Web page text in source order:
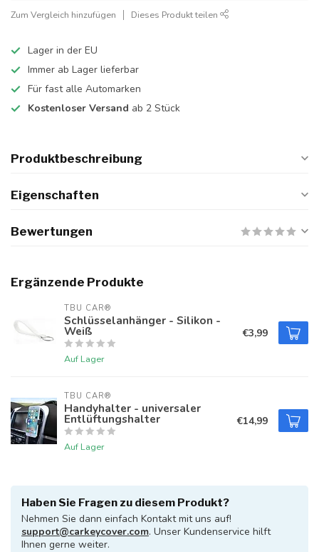
Zum Vergleich hinzufügen Dieses Produkt teilen
Lager in der EU
Immer ab Lager lieferbar
Für fast alle Automarken
Kostenloser Versand ab 2 Stück
Produktbeschreibung
Eigenschaften
Bewertungen
Ergänzende Produkte
TBU CAR®
Schlüsselanhänger - Silikon -
Weiß
Auf Lager
€3,99
TBU CAR®
Handyhalter - universaler
Entlüftungshalter
Auf Lager
€14,99
Haben Sie Fragen zu diesem Produkt?
Nehmen Sie dann einfach Kontakt mit uns auf!
support@carkeycover.com. Unser Kundenservice hilft
Ihnen gerne weiter.